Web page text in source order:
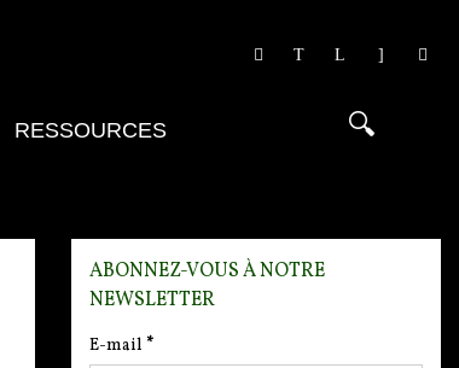
RESSOURCES
ABONNEZ-VOUS À NOTRE
NEWSLETTER
E-mail *